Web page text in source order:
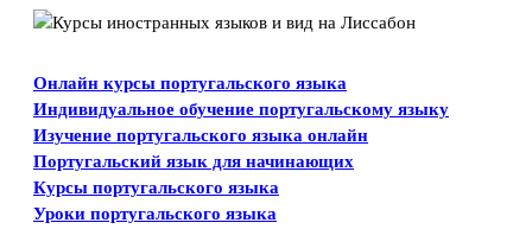
Онлайн курсы португальского языка
Индивидуальное обучение португальскому языку
Изучение португальского языка онлайн
Португальский язык для начинающих
Курсы португальского языка
Уроки португальского языка